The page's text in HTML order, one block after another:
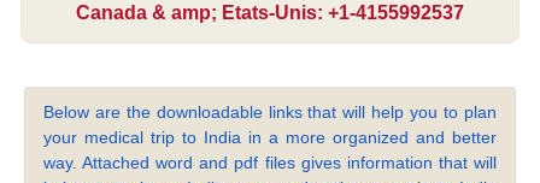
Canada & amp; Etats-Unis: +1-4155992537
Below are the downloadable links that will help you to plan
your medical trip to India in a more organized and better
way. Attached word and pdf files gives information that will